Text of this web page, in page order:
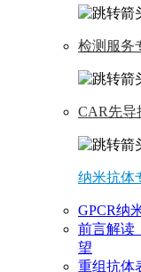
检测服务
CAR先导
纳米抗体
GPCR纳
前言解读
望
重组抗体